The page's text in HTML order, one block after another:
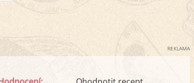
REKLAMA